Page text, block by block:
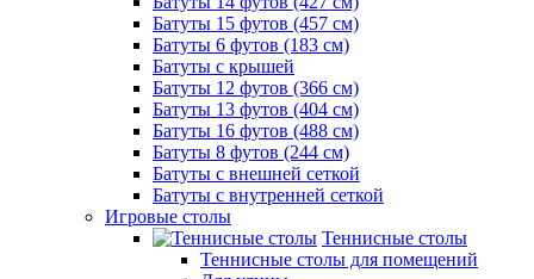
Батуты 15 футов (457 см)
Батуты 6 футов (183 см)
Батуты с крышей
Батуты 12 футов (366 см)
Батуты 13 футов (404 см)
Батуты 16 футов (488 см)
Батуты 8 футов (244 см)
Батуты с внешней сеткой
Батуты с внутренней сеткой
Игровые столы
Теннисные столы
Теннисные столы для помещений